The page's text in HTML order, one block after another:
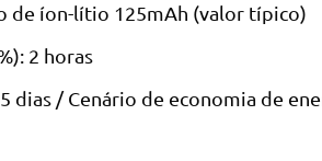
de íon-lítio 125mAh (valor típico)
2 horas
dias / Cenário de economia de